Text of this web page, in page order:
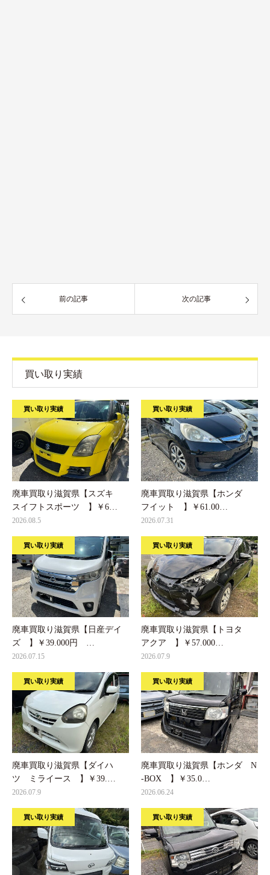
前の記事 次の記事
買い取り実績
買い取り実績
廃車買取り滋賀県【スズキ
スイフトスポーツ 】￥6…
2026.08.5
買い取り実績
廃車買取り滋賀県【ホンダ
フイット 】￥61.00…
2026.07.31
買い取り実績
廃車買取り滋賀県【日産デイ
ズ 】￥39.000円 …
2026.07.15
買い取り実績
廃車買取り滋賀県【トヨタ
アクア 】￥57.000…
2026.07.9
買い取り実績
廃車買取り滋賀県【ダイハ
ツ ミライース 】￥39.…
2026.07.9
買い取り実績
廃車買取り滋賀県【ホンダ N
-BOX 】￥35.0…
2026.06.24
買い取り実績 買い取り実績